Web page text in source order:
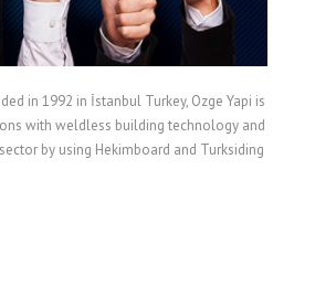
in 1992 in İstanbul Turkey, Ozge Yapi is
with weldless building technology and
by using Hekimboard and Turksiding